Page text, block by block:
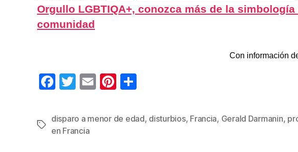
Orgullo LGBTIQA+, conozca más de la simbología
comunidad
Con información
F
c
e
T
tt
er
E
ail
Pi
er m
Etiquetas
disparo a menor de edad, disturbios, Francia, Gerald Darmanin,
en Francia